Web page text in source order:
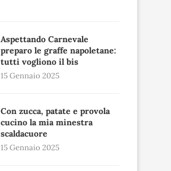
Aspettando Carnevale
preparo le graffe napoletane:
tutti vogliono il bis
15 Gennaio 2025
Con zucca, patate e provola
cucino la mia minestra
scaldacuore
15 Gennaio 2025